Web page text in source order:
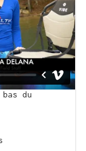
-
degrés
du